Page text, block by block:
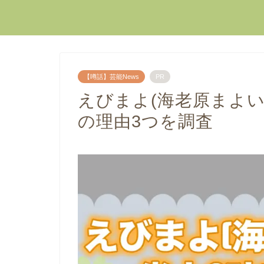
【噂話】芸能News PR
えびまよ(海老原まよ
の理由3つを調査